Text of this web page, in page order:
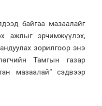
байгаа мазаалайг
ажлыг эрчимжүүлэх,
зорилгоор энэ
Тамгын газар
мазаалай” сэдвээр